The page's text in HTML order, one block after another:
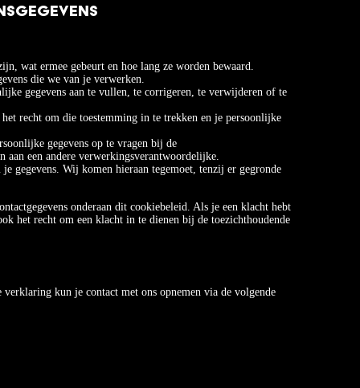
wat ermee gebeurt en hoe lang ze worden bewaard.
die we van je verwerken.
gegevens aan te vullen, te corrigeren, te verwijderen of te
recht om die toestemming in te trekken en je persoonlijke
gegevens op te vragen bij de
aan een andere verwerkingsverantwoordelijke.
gegevens. Wij komen hieraan tegemoet, tenzij er gegronde
onderaan dit cookiebeleid. Als je een klacht hebt
het recht om een klacht in te dienen bij de toezichthoudende
kun je contact met ons opnemen via de volgende